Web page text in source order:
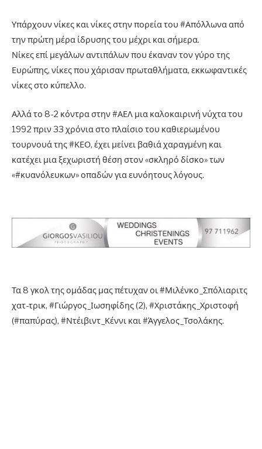
Υπάρχουν νίκες και νίκες στην πορεία του #Απόλλωνα από
την πρώτη μέρα ίδρυσης του μέχρι και σήμερα.
Νίκες επί μεγάλων αντιπάλων που έκαναν τον γύρο της
Ευρώπης, νίκες που χάρισαν πρωταθλήματα, εκκωφαντικές
νίκες στο κύπελλο.
Αλλά το 8-2 κόντρα στην #ΑΕΛ μια καλοκαιρινή νύχτα του
1992 πριν 33 χρόνια στο πλαίσιο του καθιερωμένου
τουρνουά της #ΚΕΟ, έχει μείνει βαθιά χαραγμένη και
κατέχει μια ξεχωριστή θέση στον «σκληρό δίσκο» των
«#κυανόλευκων» οπαδών για ευνόητους λόγους.
Τα 8 γκολ της ομάδας μας πέτυχαν οι #Μιλένκο_Σπόλιαριτς
χατ-τρικ, #Γιώργος_Ιωσηφίδης (2), #Χριστάκης_Χριστοφή
(#παπύρας), #Ντέιβιντ_Κέννι και #Άγγελος_Τσολάκης.